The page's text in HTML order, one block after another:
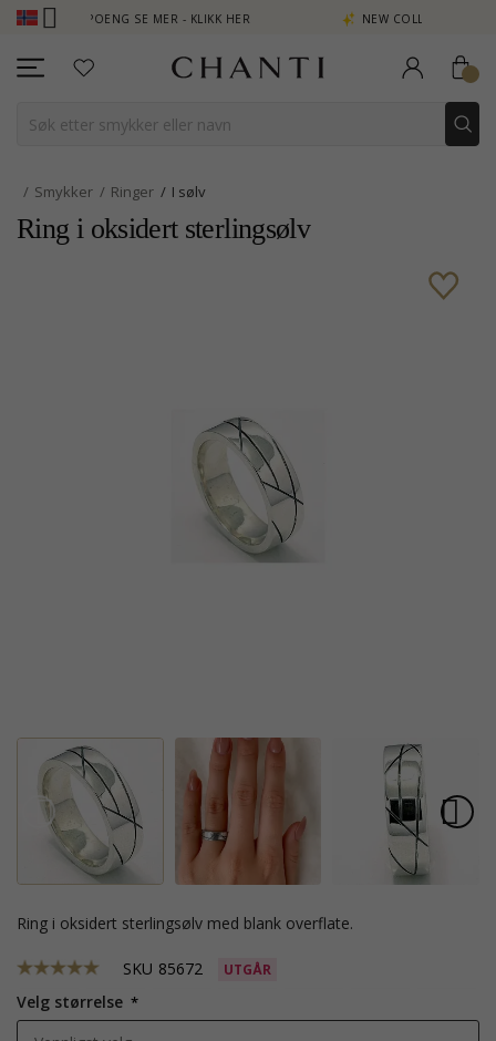
POENG SE MER - KLIKK HER NEW COLLECTION | AURA
Smykker Ringer I sølv
Ring i oksidert sterlingsølv
ring i oksidert sterlingsølv med blank overflate.
SKU 85672 UTGÅR
Velg størrelse